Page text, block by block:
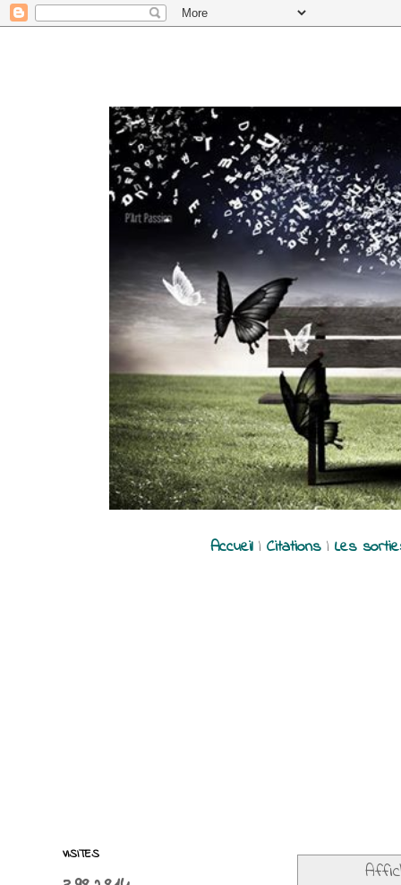
Accueil| Citations| Les
VISITES